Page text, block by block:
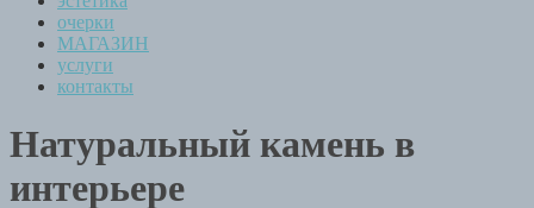
очерки
МАГАЗИН
услуги
контакты
Натуральный камень в
интерьере